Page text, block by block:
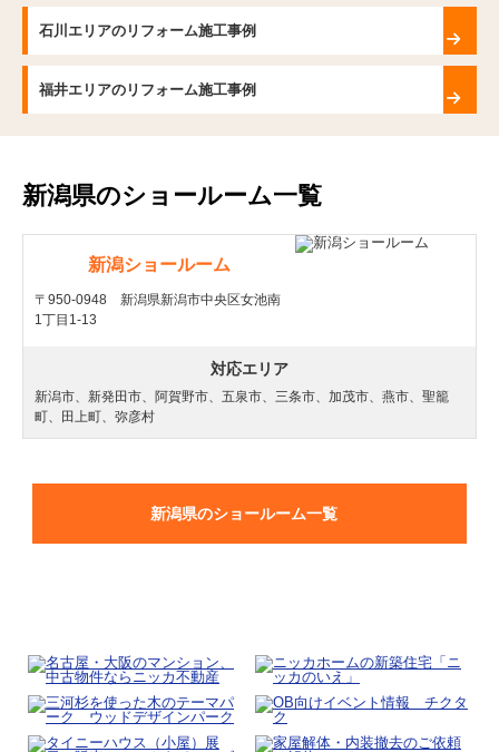
石川エリアのリフォーム施工事例
福井エリアのリフォーム施工事例
新潟県のショールーム一覧
新潟ショールーム
〒950-0948 新潟県新潟市中央区女池南
1丁目1-13
対応エリア
新潟市、新発田市、阿賀野市、五泉市、三条市、加茂市、燕市、聖籠
町、田上町、弥彦村
新潟県のショールーム一覧